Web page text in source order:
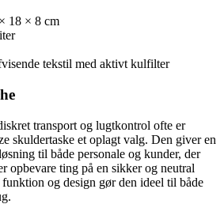
18 × 8 cm
tekstil med aktivt kulfilter
transport og lugtkontrol ofte er
skuldertaske et oplagt valg. Den giver en
til både personale og kunder, der
opbevare ting på en sikker og neutral
og design gør den ideel til både